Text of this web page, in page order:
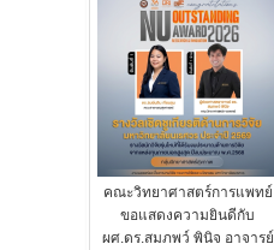
คณะวิทยาศาสตร์การแพทย์
ขอแสดงความยินดีกับ
ผศ.ดร.สมภพว์ พินิจ อาจารย์